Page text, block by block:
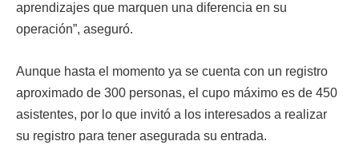
aprendizajes que marquen una diferencia en su
operación”, aseguró.
Aunque hasta el momento ya se cuenta con un registro
aproximado de 300 personas, el cupo máximo es de 450
asistentes, por lo que invitó a los interesados a realizar
su registro para tener asegurada su entrada.